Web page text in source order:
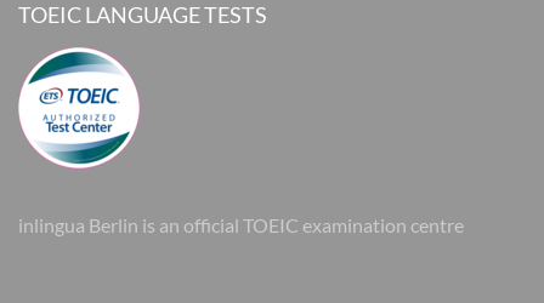
TOEIC LANGUAGE TESTS
inlingua Berlin is an official TOEIC examination centre